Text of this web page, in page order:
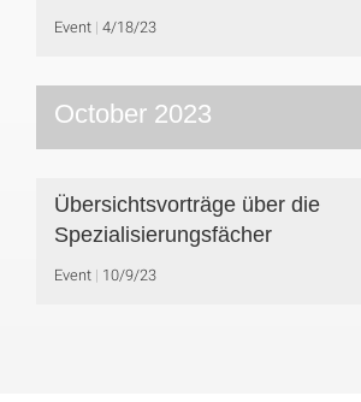
Event 4/18/23
October 2023
Übersichtsvorträge über die
Spezialisierungsfächer
Event 10/9/23